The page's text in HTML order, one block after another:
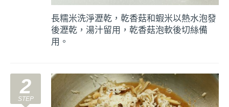
長糯米洗淨瀝乾，乾香菇和蝦米以熱水泡發
後瀝乾，湯汁留用，乾香菇泡軟後切絲備
用。
2